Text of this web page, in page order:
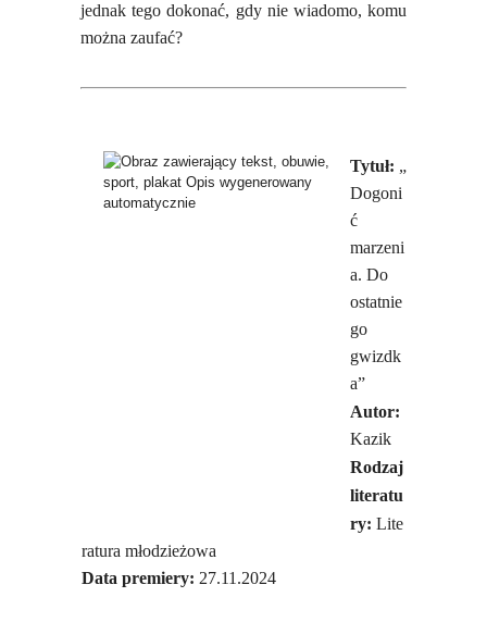
jednak tego dokonać, gdy nie wiadomo, komu
można zaufać?
Tytuł: „
Dogoni
ć
marzeni
a. Do
ostatnie
go
gwizdk
a”
Autor:
Kazik
Rodzaj
literatu
ry: Lite
ratura młodzieżowa
Data premiery: 27.11.2024